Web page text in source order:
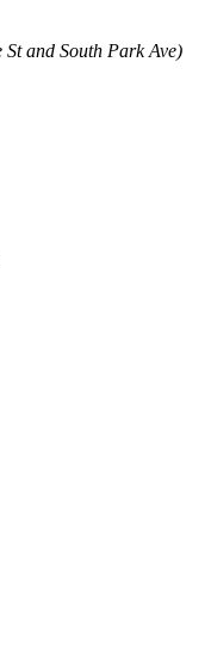
St and South Park Ave)